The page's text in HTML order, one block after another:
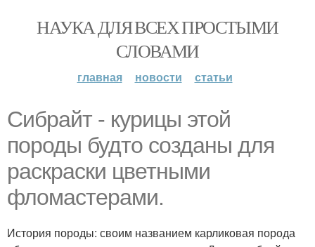
НАУКА ДЛЯ ВСЕХ ПРОСТЫМИ
СЛОВАМИ
главная новости статьи
Сибрайт - курицы этой
породы будто созданы для
раскраски цветными
фломастерами.
История породы: своим названием карликовая порода